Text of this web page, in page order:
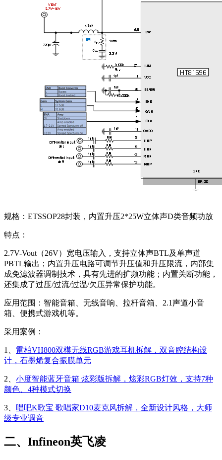
规格：ETSSOP28封装，内置升压2*25W立体声D类音频功放
特点：
2.7V-Vout（26V）宽电压输入，支持立体声BTL及单声道
PBTL输出；内置升压电路可调节升压值和升压限流，内部集
成免滤波器调制技术，具有先进的扩频功能；内置关断功能，
还集成了过压/过流/过温/欠压异常保护功能。
应用范围：智能音箱、无线音响、拉杆音箱、2.1声道小音
箱、便携式游戏机等。
采用案例：
1、 雷柏VH800双模无线RGB游戏耳机拆解，双音腔结构设
计，石墨烯复合振膜单元
2、 小度智能蓝牙音箱 炫彩版拆解，炫彩RGB灯效，支持7种
颜色、4种模式切换
3、 唱吧K歌宝 歌唱家D10麦克风拆解，全新设计风格，大师
级专业调音
二、Infineon英飞凌